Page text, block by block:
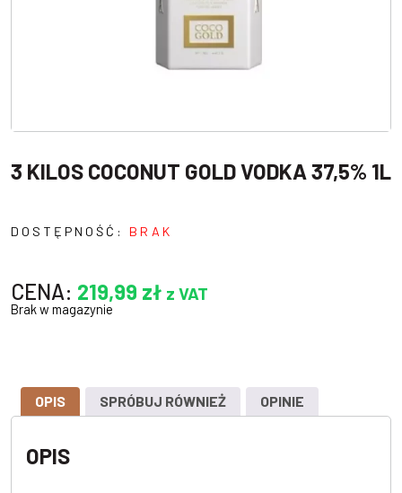
3 KILOS COCONUT GOLD VODKA 37,5% 1L
DOSTĘPNOŚĆ: BRAK
CENA: 219,99 zł z VAT
Brak w magazynie
OPIS SPRÓBUJ RÓWNIEŻ OPINIE
OPIS